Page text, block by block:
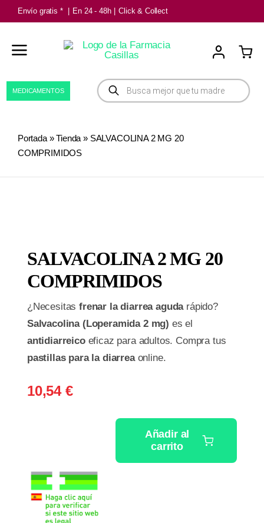
Saltar
al
contenido
Envío gratis * En 24 - 48h Click & Collect
Búsqueda
de
productos
MEDICAMENTOS
Portada»Tienda » SALVACOLINA 2 MG 20
COMPRIMIDOS
SALVACOLINA 2 MG 20
COMPRIMIDOS
¿Necesitasfrenar la diarrea agudarápido?
Salvacolina (Loperamida 2 mg) es el
antidiarreicoeficaz para adultos. Compra tus
pastillas para la diarreaonline.
10,54 €
MG
20
COMPRIMIDOS
Añadir al
carrito